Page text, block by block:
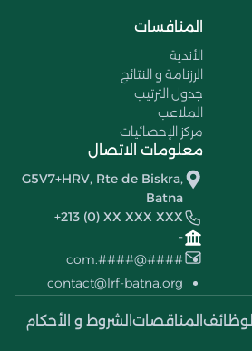
المنافسات
الأندية
الرزنامة و النتائج
جدول الترتيب
الملاعب
مركز الإحصائيات
معلومات الاتصال
G5V7+HRV, Rte de Biskra,
Batna
+213 (0) XX XXX XXX
-
####@####.com
contact@lrf-batna.org
الوظائف المناقصات الشروط و الأحكام